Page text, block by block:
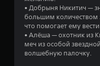
• Добрыня Никитич —
большим количеством
что помогает ему
• Алёша — охотник из
меч из особой
волшебную палочку.